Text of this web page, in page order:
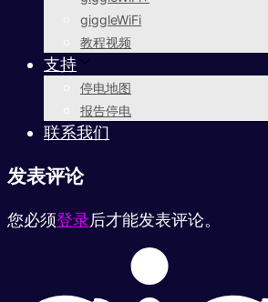
giggleWiFi
教程视频
支持
停电地图
报告停电
联系我们
发表评论
您必须登录后才能发表评论。